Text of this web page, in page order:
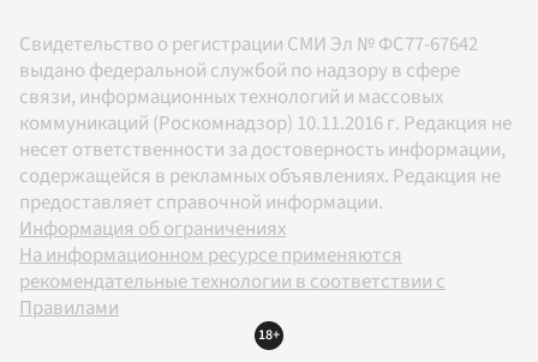
Свидетельство о регистрации СМИ Эл № ФС77-67642
выдано федеральной службой по надзору в сфере
связи, информационных технологий и массовых
коммуникаций (Роскомнадзор) 10.11.2016 г. Редакция не
несет ответственности за достоверность информации,
содержащейся в рекламных объявлениях. Редакция не
предоставляет справочной информации.
Информация об ограничениях
На информационном ресурсе применяются
рекомендательные технологии в соответствии с
Правилами
18+